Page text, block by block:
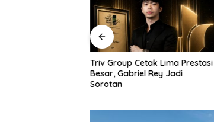
Triv Group Cetak Lima Prestasi
Besar, Gabriel Rey Jadi
Sorotan